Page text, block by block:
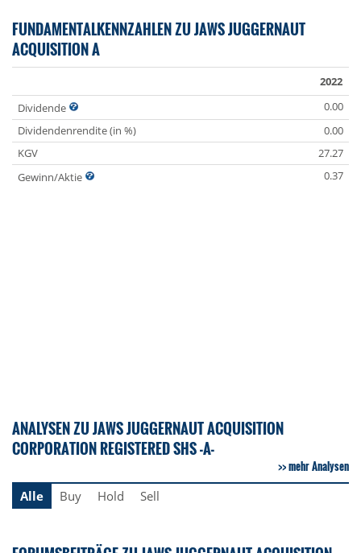
FUNDAMENTALKENNZAHLEN ZU JAWS JUGGERNAUT
ACQUISITION A
2022
Dividende
0.00
Dividendenrendite (in %)
0.00
KGV
27.27
Gewinn/Aktie
0.37
ANALYSEN ZU JAWS JUGGERNAUT ACQUISITION
CORPORATION REGISTERED SHS -A-
mehr Analysen
Alle
Buy Hold Sell